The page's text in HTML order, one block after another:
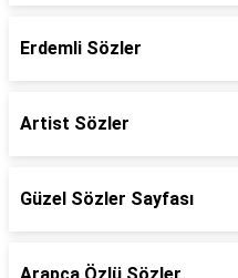
Erdemli Sözler
Artist Sözler
Güzel Sözler Sayfası